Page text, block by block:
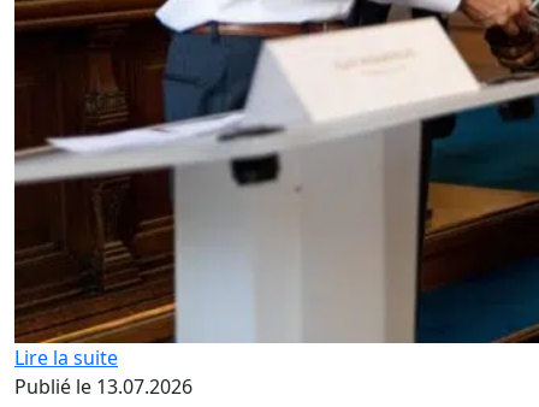
Lire la suite
Publié le 13.07.2026